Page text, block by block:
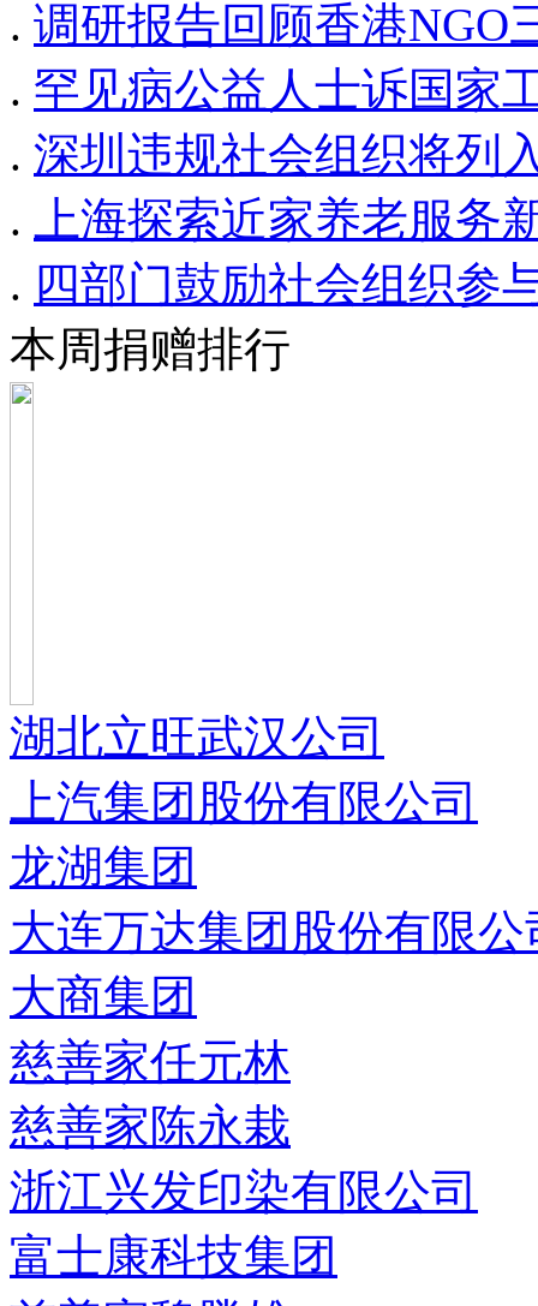
. 调研报告回顾香港NGO
. 罕见病公益人士诉国家
. 深圳违规社会组织将列
.
上海探索近家养老服务
. 四部门鼓励社会组织参
本周捐赠排行
湖北立旺武汉公司
上汽集团股份有限公司
龙湖集团
大连万达集团股份有限公
大商集团
慈善家任元林
慈善家陈永栽
浙江兴发印染有限公司
富士康科技集团